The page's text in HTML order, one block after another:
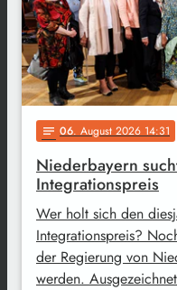
notes 06. August 2026 14:31
Niederbayern
Integrationspreis
Wer holt sich den
Integrationspreis?
der Regierung von
werden.